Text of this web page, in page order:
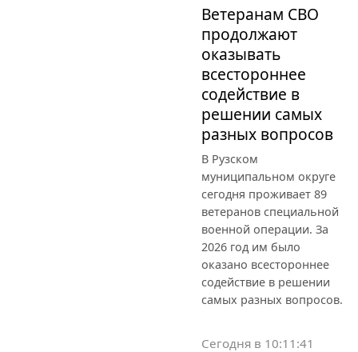
Ветеранам СВО
продолжают
оказывать
всестороннее
содействие в
решении самых
разных вопросов
В Рузском
муниципальном округе
сегодня проживает 89
ветеранов специальной
военной операции. За
2026 год им было
оказано всестороннее
содействие в решении
самых разных вопросов.
Сегодня в 10:11:41